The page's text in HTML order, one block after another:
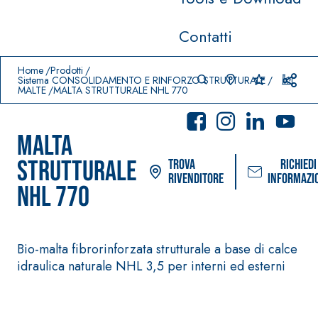
Contatti
Home Prodotti
Sistema CONSOLIDAMENTO E RINFORZO STRUTTURALE
MALTE MALTA STRUTTURALE NHL 770
MALTA
STRUTTURALE
NHL 770
Trova
rivenditore
Richiedi
Bio-malta fibrorinforzata strutturale a base di calce
idraulica naturale NHL 3,5 per interni ed esterni
Prodotti in primo piano
Sistema POSA PAVIMENTI E
RIVESTIMENTI
AQUAZI –
Sistema
PITTURE